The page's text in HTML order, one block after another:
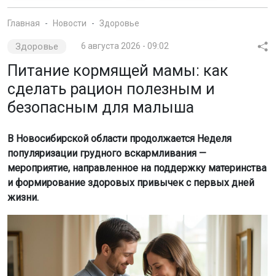
Главная Новости Здоровье
Здоровье 6 августа 2026 - 09:02
Питание кормящей мамы: как
сделать рацион полезным и
безопасным для малыша
В Новосибирской области продолжается Неделя
популяризации грудного вскармливания —
мероприятие, направленное на поддержку материнства
и формирование здоровых привычек с первых дней
жизни.